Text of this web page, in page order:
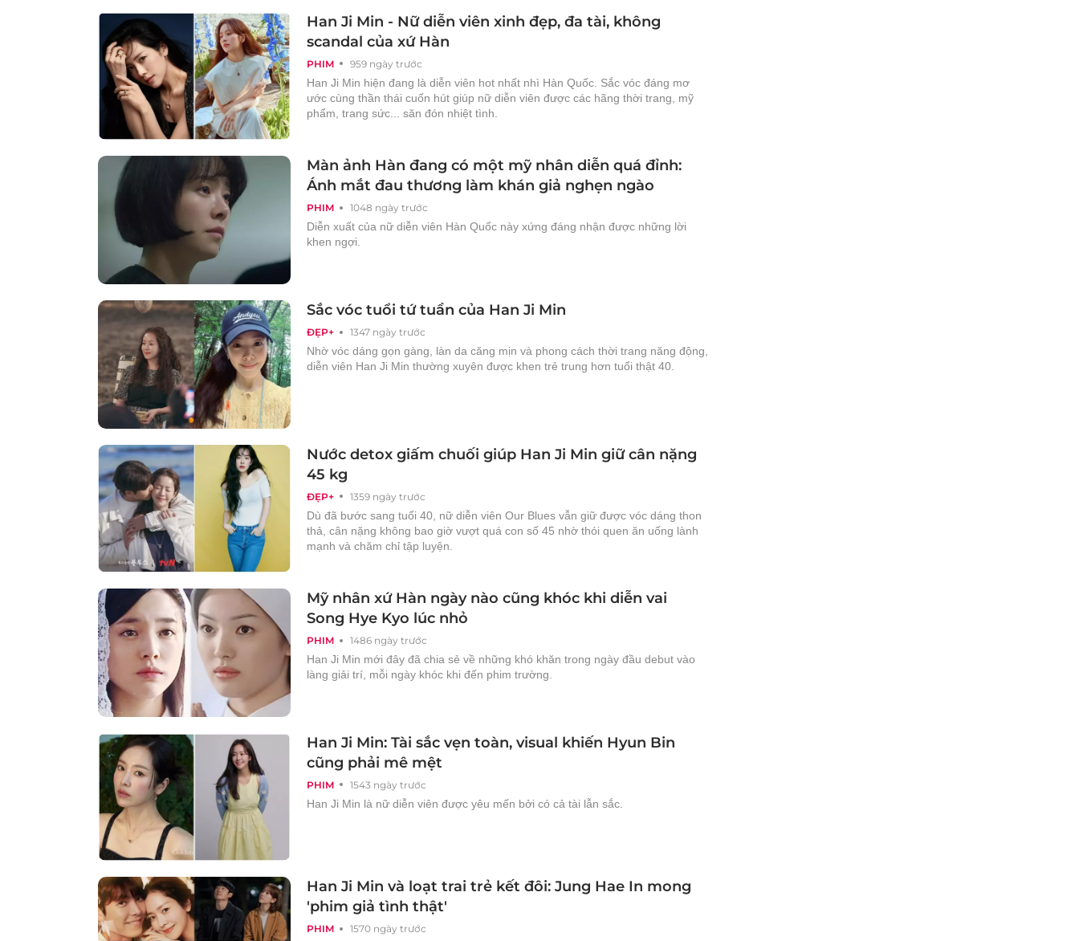
PHIM 959 ngày trước
Han Ji Min - Nữ diễn viên xinh đẹp, đa tài, không
scandal của xứ Hàn
Han Ji Min hiện đang là diễn viên hot nhất nhì Hàn Quốc. Sắc vóc đáng mơ
ước cùng thần thái cuốn hút giúp nữ diễn viên được các hãng thời trang, mỹ
phẩm, trang sức... săn đón nhiệt tình.
PHIM 1048 ngày trước
Màn ảnh Hàn đang có một mỹ nhân diễn quá đỉnh:
Ánh mắt đau thương làm khán giả nghẹn ngào
Diễn xuất của nữ diễn viên Hàn Quốc này xứng đáng nhận được những lời
khen ngợi.
ĐẸP+ 1347 ngày trước
Sắc vóc tuổi tứ tuần của Han Ji Min
Nhờ vóc dáng gọn gàng, làn da căng mịn và phong cách thời trang năng động,
diễn viên Han Ji Min thường xuyên được khen trẻ trung hơn tuổi thật 40.
ĐẸP+ 1359 ngày trước
Nước detox giấm chuối giúp Han Ji Min giữ cân nặng
45 kg
Dù đã bước sang tuổi 40, nữ diễn viên Our Blues vẫn giữ được vóc dáng thon
thả, cân nặng không bao giờ vượt quá con số 45 nhờ thói quen ăn uống lành
mạnh và chăm chỉ tập luyện.
PHIM 1486 ngày trước
Mỹ nhân xứ Hàn ngày nào cũng khóc khi diễn vai
Song Hye Kyo lúc nhỏ
Han Ji Min mới đây đã chia sẻ về những khó khăn trong ngày đầu debut vào
làng giải trí, mỗi ngày khóc khi đến phim trường.
PHIM 1543 ngày trước
Han Ji Min: Tài sắc vẹn toàn, visual khiến Hyun Bin
cũng phải mê mệt
Han Ji Min là nữ diễn viên được yêu mến bởi có cả tài lẫn sắc.
PHIM 1570 ngày trước
Han Ji Min và loạt trai trẻ kết đôi: Jung Hae In mong
'phim giả tình thật'